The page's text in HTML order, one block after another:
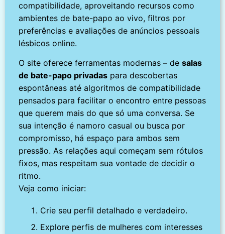
compatibilidade, aproveitando recursos como
ambientes de bate-papo ao vivo, filtros por
preferências e avaliações de anúncios pessoais
lésbicos online.
O site oferece ferramentas modernas – desalas
de bate-papo privadas para descobertas
espontâneas até algoritmos de compatibilidade
pensados para facilitar o encontro entre pessoas
que querem mais do que só uma conversa. Se
sua intenção é namoro casual ou busca por
compromisso, há espaço para ambos sem
pressão. As relações aqui começam sem rótulos
fixos, mas respeitam sua vontade de decidir o
ritmo.
Veja como iniciar:
Crie seu perfil detalhado e verdadeiro.
Explore perfis de mulheres com interesses